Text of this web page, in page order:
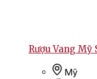
Rượu Vang Mỹ
Mỹ